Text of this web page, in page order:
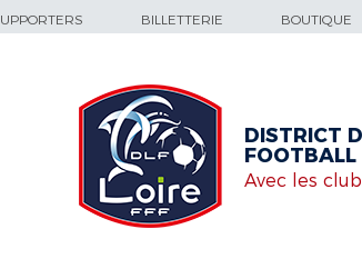
BILLETTERIE BOUTIQUE
DISTRICT
FOOTBALL
Avec les